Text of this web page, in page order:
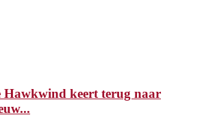
Hawkwind keert terug naar